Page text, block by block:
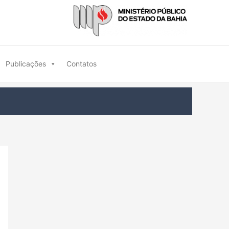
Publicações Contatos